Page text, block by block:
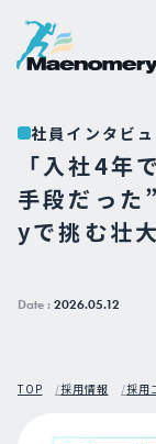
社員インタビ
「入社4年
手段だっ
yで挑む壮
Date : 2026.05.12
TOP 採用情報 採用